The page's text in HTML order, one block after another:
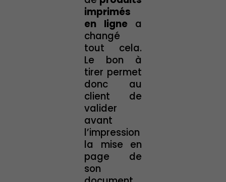
imprimés
en ligne a
changé
tout cela.
Le bon à
tirer permet
donc au
client de
valider
avant
l’impression
la mise en
page de
son